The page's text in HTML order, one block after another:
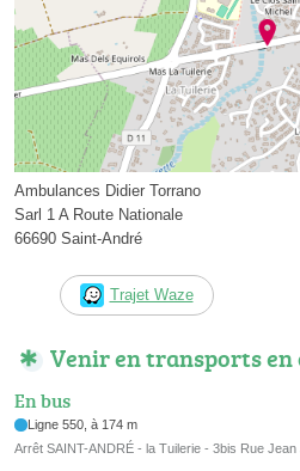
Ambulances Didier Torrano
Sarl 1 A Route Nationale
66690 Saint-André
Trajet Waze
Venir en transports en
En bus
Ligne 550, à 174 m
Arrêt SAINT-ANDRÉ - la Tuilerie - 3bis Rue Jean